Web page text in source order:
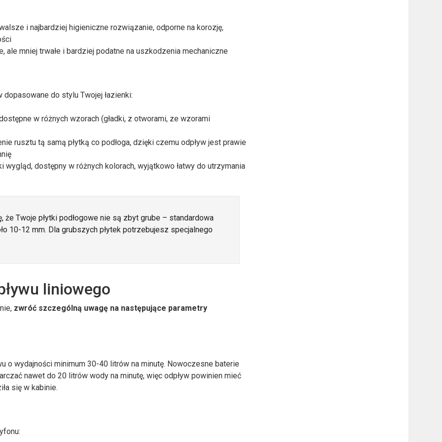
i najbardziej higieniczne rozwiązanie, odporne na korozję,
ale mniej trwałe i bardziej podatne na uszkodzenia mechaniczne
do stylu Twojej łazienki:
w różnych wzorach (gładki, z otworami, ze wzorami
rusztu tą samą płytką co podłoga, dzięki czemu odpływ jest prawie
dostępny w różnych kolorach, wyjątkowo łatwy do utrzymania
że Twoje płytki podłogowe nie są zbyt grube – standardowa
10-12 mm. Dla grubszych płytek potrzebujesz specjalnego
liniowego
zwróć szczególną uwagę na następujące parametry
o wydajności minimum 30-40 litrów na minutę. Nowoczesne baterie
nawet do 20 litrów wody na minutę, więc odpływ powinien mieć
się w kabinie.